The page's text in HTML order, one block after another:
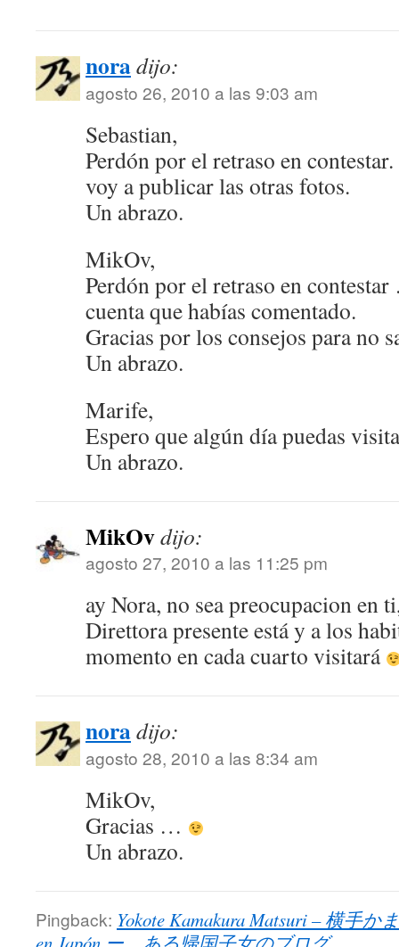
noradijo:
agosto 26, 2010 a las 9:03 am
Sebastian,
Perdón por el retraso en
voy a publicar las otras fotos.
Un abrazo.
MikOv,
Perdón por el retraso en
cuenta que habías comentado.
Gracias por los consejos para no
Un abrazo.
Marife,
Espero que algún día puedas
Un abrazo.
MikOvdijo:
agosto 27, 2010 a las 11:25 pm
ay Nora, no sea preocupacion en
Direttora presente está y a los
momento en cada cuarto visitará
noradijo:
agosto 28, 2010 a las 8:34 am
MikOv,
Gracias …
Un abrazo.
Pingback: Yokote Kamakura Matsuri – 横手か